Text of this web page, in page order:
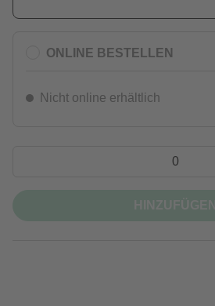
ONLINE BESTELLEN
Nicht online erhältlich